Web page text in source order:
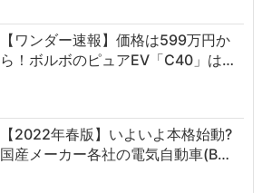
【ワンダー速報】価格は599万円か
ら！ボルボのピュアEV「C40」は…
【2022年春版】いよいよ本格始動?
国産メーカー各社の電気自動車(B…